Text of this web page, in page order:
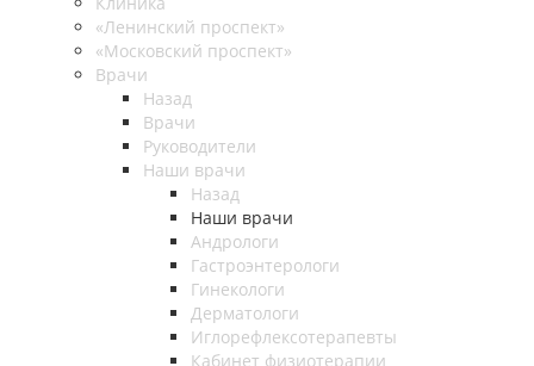
«Ленинский проспект»
«Московский проспект»
Врачи
Назад
Врачи
Руководители
Наши врачи
Назад
Наши врачи
Андрологи
Гастроэнтерологи
Гинекологи
Дерматологи
Иглорефлексотерапевты
Кабинет физиотерапии